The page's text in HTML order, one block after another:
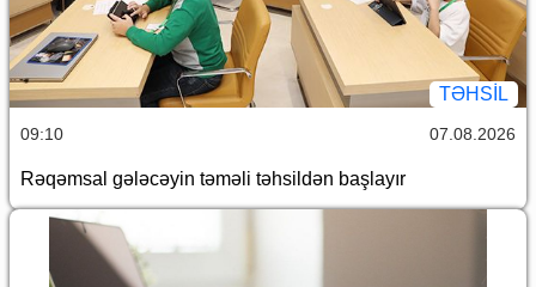
TƏHSIL
09:10 07.08.2026
Rəqəmsal gələcəyin təməli təhsildən başlayır